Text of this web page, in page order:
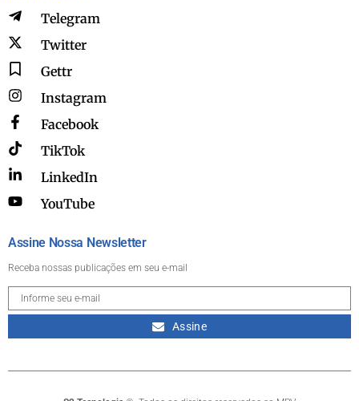
Telegram
Twitter
Gettr
Instagram
Facebook
TikTok
LinkedIn
YouTube
Assine Nossa Newsletter
Receba nossas publicações em seu e-mail
Assine